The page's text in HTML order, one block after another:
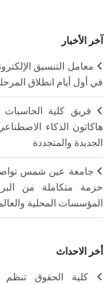
آخر الأخبار
في أول أيام انطلاق
فريق كلية
هاكاثون الذكاء
الجديدة والمتجددة
جامعة عين شمس
حزمة متكاملة من
المؤسسات المحلية
أخر الاحداث
كلية الحقوق تنظم